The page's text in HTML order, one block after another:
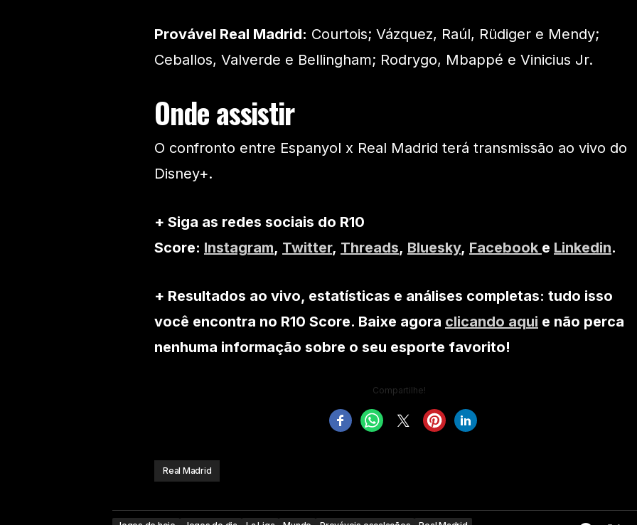
Provável Real Madrid: Courtois; Vázquez, Raúl, Rüdiger e Mendy;
Ceballos, Valverde e Bellingham; Rodrygo, Mbappé e Vinicius Jr.
Onde assistir
O confronto entre Espanyol x Real Madrid terá transmissão ao vivo do
Disney+.
+ Siga as redes sociais do R10
Score: Instagram, Twitter, Threads, Bluesky, Facebook e Linkedin.
+ Resultados ao vivo, estatísticas e análises completas: tudo isso
você encontra no R10 Score. Baixe agora clicando aqui e não perca
nenhuma informação sobre o seu esporte favorito!
Compartilhe!
Real Madrid